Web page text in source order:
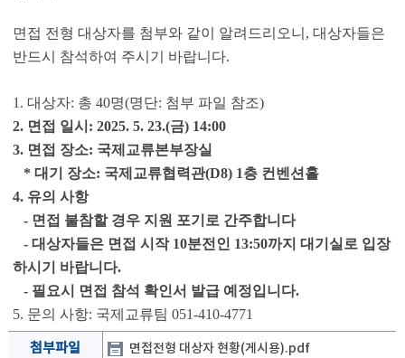
면접 전형 대상자를 첨부와 같이 알려드리오니, 대상자들은
반드시 참석하여 주시기 바랍니다.
1. 대상자: 총 40명(명단: 첨부 파일 참조)
2. 면접 일시: 2025. 5. 23.(금) 14:00
3. 면접 장소: 국제교류본부장실
* 대기 장소: 국제교류협력관(D8) 1층 컨벤션홀
4. 유의 사항
- 면접 불참할 경우 지원 포기로 간주합니다
- 대상자들은 면접 시작 10분전인 13:50까지 대기실로 입장
하시기 바랍니다.
- 필요시 면접 참석 확인서 발급 예정입니다.
5. 문의 사항: 국제교류팀 051-410-4771
첨부파일 면접전형 대상자 현황(게시용).pdf